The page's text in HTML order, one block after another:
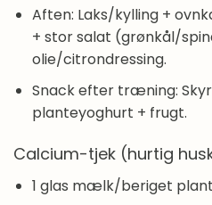
Aften: Laks/kylling +
+ stor salat (grønkål/
olie/citrondressing.
Snack efter træning:
planteyoghurt + frugt.
Calcium-tjek (hurtig
1 glas mælk/beriget